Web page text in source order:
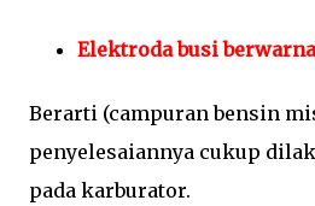
Elektroda busi
Berarti (campuran bensin
penyelesaiannya cukup
pada karburator.